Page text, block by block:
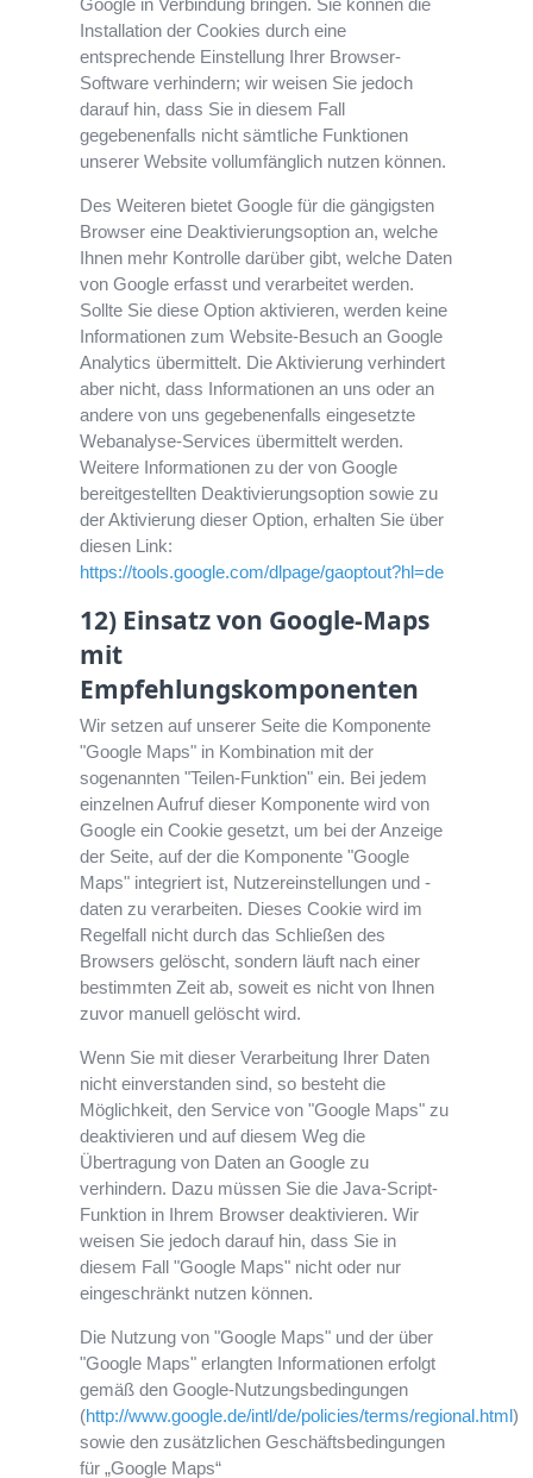
Google in Verbindung bringen. Sie können die
Installation der Cookies durch eine
entsprechende Einstellung Ihrer Browser-
Software verhindern; wir weisen Sie jedoch
darauf hin, dass Sie in diesem Fall
gegebenenfalls nicht sämtliche Funktionen
unserer Website vollumfänglich nutzen können.
Des Weiteren bietet Google für die gängigsten
Browser eine Deaktivierungsoption an, welche
Ihnen mehr Kontrolle darüber gibt, welche Daten
von Google erfasst und verarbeitet werden.
Sollte Sie diese Option aktivieren, werden keine
Informationen zum Website-Besuch an Google
Analytics übermittelt. Die Aktivierung verhindert
aber nicht, dass Informationen an uns oder an
andere von uns gegebenenfalls eingesetzte
Webanalyse-Services übermittelt werden.
Weitere Informationen zu der von Google
bereitgestellten Deaktivierungsoption sowie zu
der Aktivierung dieser Option, erhalten Sie über
diesen Link:
https://tools.google.com/dlpage/gaoptout?hl=de
12) Einsatz von Google-Maps
mit
Empfehlungskomponenten
Wir setzen auf unserer Seite die Komponente
"Google Maps" in Kombination mit der
sogenannten "Teilen-Funktion" ein. Bei jedem
einzelnen Aufruf dieser Komponente wird von
Google ein Cookie gesetzt, um bei der Anzeige
der Seite, auf der die Komponente "Google
Maps" integriert ist, Nutzereinstellungen und -
daten zu verarbeiten. Dieses Cookie wird im
Regelfall nicht durch das Schließen des
Browsers gelöscht, sondern läuft nach einer
bestimmten Zeit ab, soweit es nicht von Ihnen
zuvor manuell gelöscht wird.
Wenn Sie mit dieser Verarbeitung Ihrer Daten
nicht einverstanden sind, so besteht die
Möglichkeit, den Service von "Google Maps" zu
deaktivieren und auf diesem Weg die
Übertragung von Daten an Google zu
verhindern. Dazu müssen Sie die Java-Script-
Funktion in Ihrem Browser deaktivieren. Wir
weisen Sie jedoch darauf hin, dass Sie in
diesem Fall "Google Maps" nicht oder nur
eingeschränkt nutzen können.
Die Nutzung von "Google Maps" und der über
"Google Maps" erlangten Informationen erfolgt
gemäß den Google-Nutzungsbedingungen
(http://www.google.de/intl/de/policies/terms/regional.html)
sowie den zusätzlichen Geschäftsbedingungen
für „Google Maps“